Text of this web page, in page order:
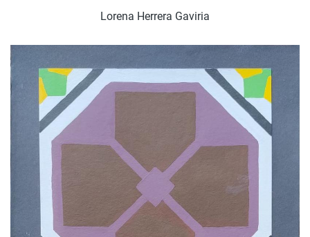
Lorena Herrera Gaviria